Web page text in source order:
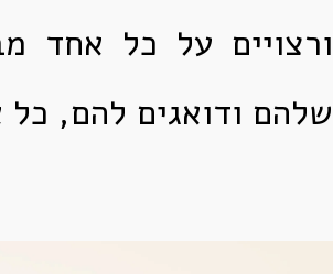
ורצויים על כל אחד
שלהם ודואגים להם,